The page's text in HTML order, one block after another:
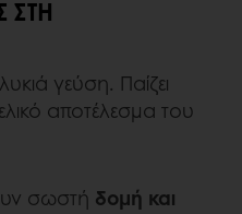
ΣΤΗ
γεύση. Παίζει
αποτέλεσμα του
σωστή δομή και